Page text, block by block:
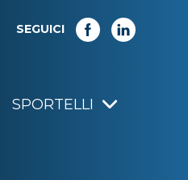
SEGUICI
SPORTELLI